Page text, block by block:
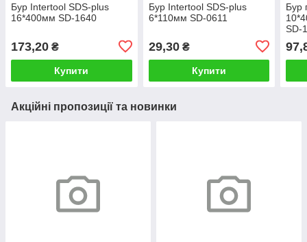
Бур Intertool SDS-plus
16*400мм SD-1640
173,20 ₴
Купити
Бур Intertool SDS-plus
6*110мм SD-0611
29,30₴
Купити
Бур
SD-
Акційні пропозиції та новинки